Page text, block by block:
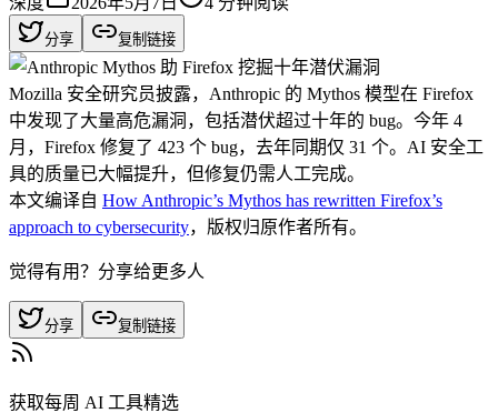
分享 复制链接
Mozilla 安全研究员披露，Anthropic 的 Mythos 模型在 Firefox
中发现了大量高危漏洞，包括潜伏超过十年的 bug。今年 4
月，Firefox 修复了 423 个 bug，去年同期仅 31 个。AI 安全工
具的质量已大幅提升，但修复仍需人工完成。
本文编译自 How Anthropic’s Mythos has rewritten Firefox’s
approach to cybersecurity，版权归原作者所有。
觉得有用？分享给更多人
分享 复制链接
获取每周 AI 工具精选